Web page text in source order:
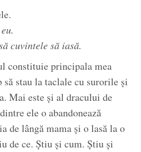
cuvintele să iasă.
constituie principala mea
să stau la taclale cu surorile și
Mai este și al dracului de
ele o abandonează
de lângă mama și o lasă la o
de ce. Știu și cum. Știu și